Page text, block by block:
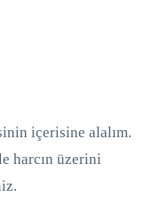
içerisine alalım.
harcın üzerini